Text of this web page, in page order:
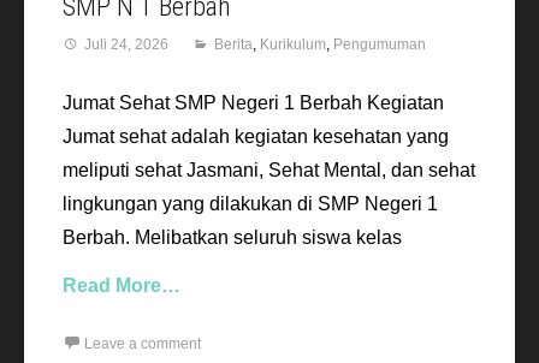
SMP N 1 Berbah
Juli 24, 2026 Berita, Kurikulum, Pengumuman
Jumat Sehat SMP Negeri 1 Berbah Kegiatan
Jumat sehat adalah kegiatan kesehatan yang
meliputi sehat Jasmani, Sehat Mental, dan sehat
lingkungan yang dilakukan di SMP Negeri 1
Berbah. Melibatkan seluruh siswa kelas
Read More…
Leave a comment